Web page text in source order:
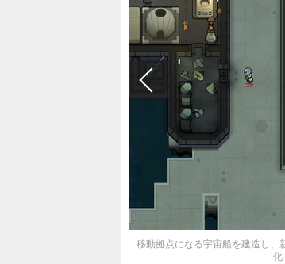
移動拠点になる宇宙船を建造し
化